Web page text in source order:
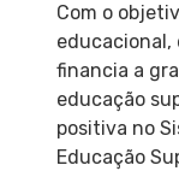
Com o
educacional,
financia a
educação
positiva no
Educação